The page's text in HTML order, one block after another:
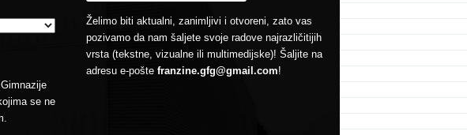
se ne
Želimo biti aktualni, zanimljivi i otvoreni, zato vas
pozivamo da nam šaljete svoje radove najrazličitijih
vrsta (tekstne, vizualne ili multimedijske)! Šaljite na
adresu e-pošte franzine.gfg@gmail.com!